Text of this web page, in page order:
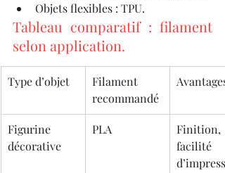
Objets flexibles : TPU.
Tableau comparatif : filament
selon application.
Type d’objet
Filament
recommandé
Avantages
Figurine
décorative
PLA
Finition,
facilité